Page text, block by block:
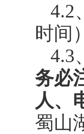
4.2
时间
4.3
务必
人、
蜀山